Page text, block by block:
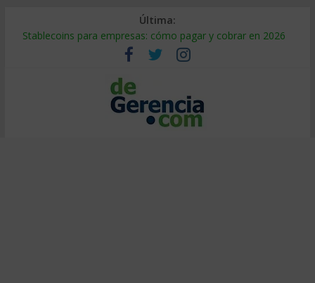
Última:
Stablecoins para empresas: cómo pagar y cobrar en 2026
Despido silencioso: qué es y por qué sale tan caro
IA en selección de personal: cómo auditarla a tiempo
Trabajo forzoso en la cadena de suministro: qué hacer
Mercado hispano de EE. UU.: cómo segmentarlo y venderle